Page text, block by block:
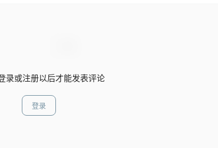
录或注册以后才能发表评论
登录